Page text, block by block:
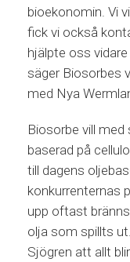
bioekonomin. Vi
fick vi också
hjälpte oss
säger Biosorbes
med Nya
Biosorbe vill med
baserad på
till dagens
konkurrenternas
upp oftast
olja som spillts
Sjögren att allt